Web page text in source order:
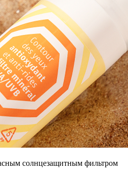
солнцезащитным фильтром